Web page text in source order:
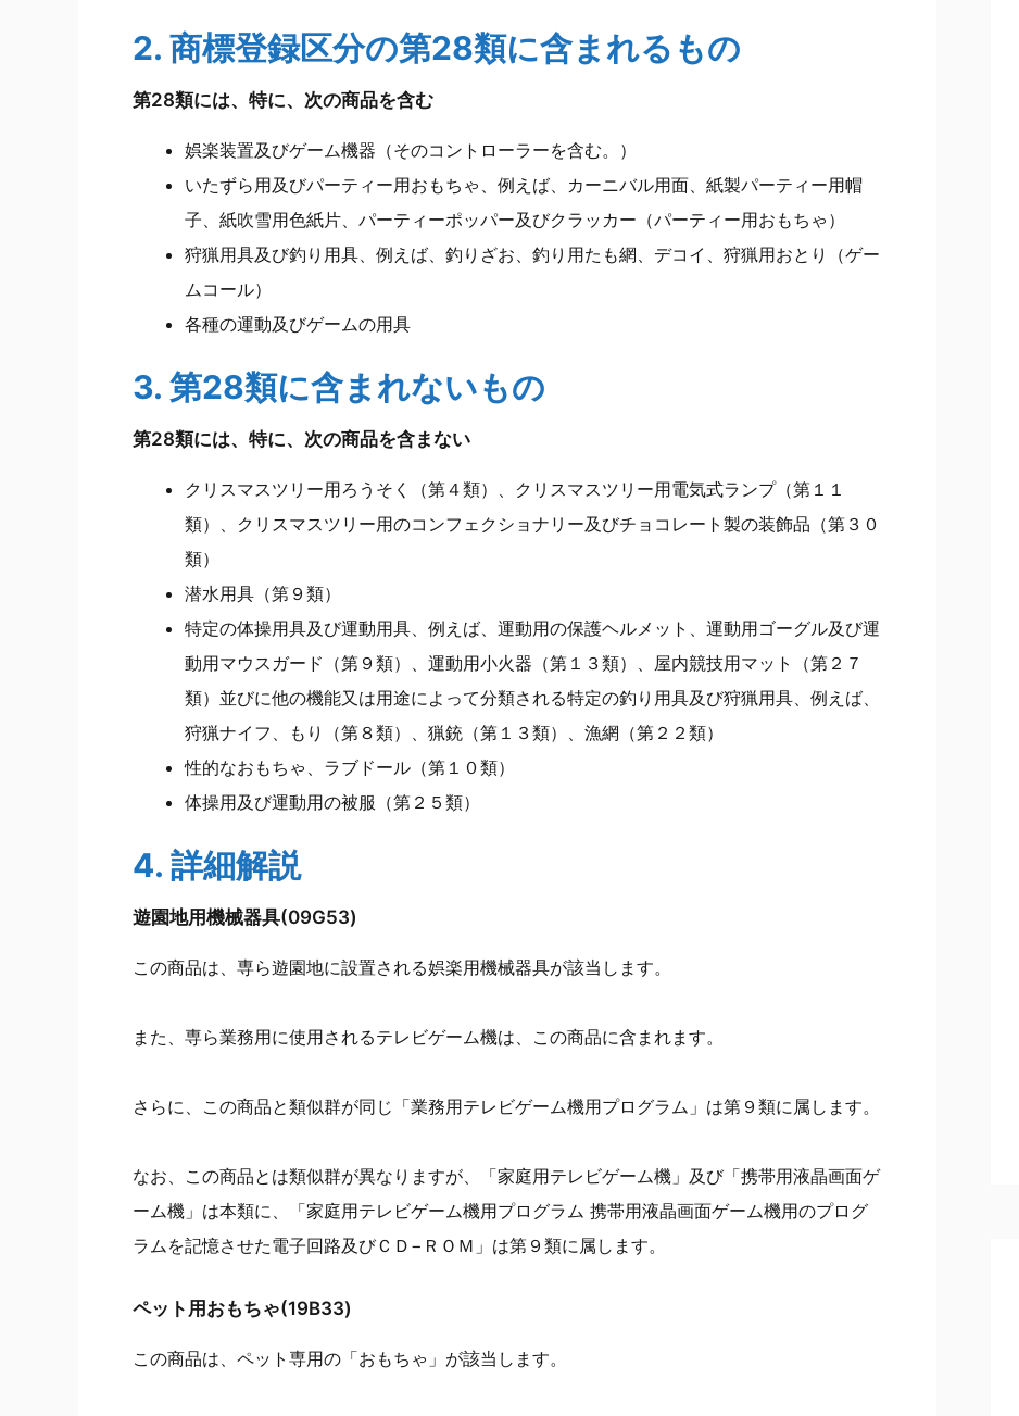
2. 商標登録区分の第28類に含まれるもの
第28類には、特に、次の商品を含む
娯楽装置及びゲーム機器（そのコントローラーを含む。）
いたずら用及びパーティー用おもちゃ、例えば、カーニバル用面、紙製パーティー用帽
子、紙吹雪用色紙片、パーティーポッパー及びクラッカー（パーティー用おもちゃ）
狩猟用具及び釣り用具、例えば、釣りざお、釣り用たも網、デコイ、狩猟用おとり（ゲー
ムコール）
各種の運動及びゲームの用具
3. 第28類に含まれないもの
第28類には、特に、次の商品を含まない
クリスマスツリー用ろうそく（第４類）、クリスマスツリー用電気式ランプ（第１１
類）、クリスマスツリー用のコンフェクショナリー及びチョコレート製の装飾品（第３０
類）
潜水用具（第９類）
特定の体操用具及び運動用具、例えば、運動用の保護ヘルメット、運動用ゴーグル及び運
動用マウスガード（第９類）、運動用小火器（第１３類）、屋内競技用マット（第２７
類）並びに他の機能又は用途によって分類される特定の釣り用具及び狩猟用具、例えば、
狩猟ナイフ、もり（第８類）、猟銃（第１３類）、漁網（第２２類）
性的なおもちゃ、ラブドール（第１０類）
体操用及び運動用の被服（第２５類）
4. 詳細解説
遊園地用機械器具(09G53)
この商品は、専ら遊園地に設置される娯楽用機械器具が該当します。
また、専ら業務用に使用されるテレビゲーム機は、この商品に含まれます。
さらに、この商品と類似群が同じ「業務用テレビゲーム機用プログラム」は第９類に属します。
なお、この商品とは類似群が異なりますが、「家庭用テレビゲーム機」及び「携帯用液晶画面ゲ
ーム機」は本類に、「家庭用テレビゲーム機用プログラム 携帯用液晶画面ゲーム機用のプログ
ラムを記憶させた電子回路及びＣＤ−ＲＯＭ」は第９類に属します。
ペット用おもちゃ(19B33)
この商品は、ペット専用の「おもちゃ」が該当します。